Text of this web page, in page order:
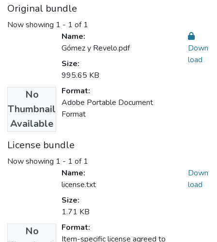
Original bundle
Now showing 1 - 1 of 1
No
Thumbnail
Available
Name:
Gómez y Revelo.pdf
Size:
995.65 KB
Format:
Adobe Portable Document
Format
Down
load
License bundle
Now showing 1 - 1 of 1
No
Name:
license.txt
Size:
1.71 KB
Format:
Item-specific license agreed to
Down
load